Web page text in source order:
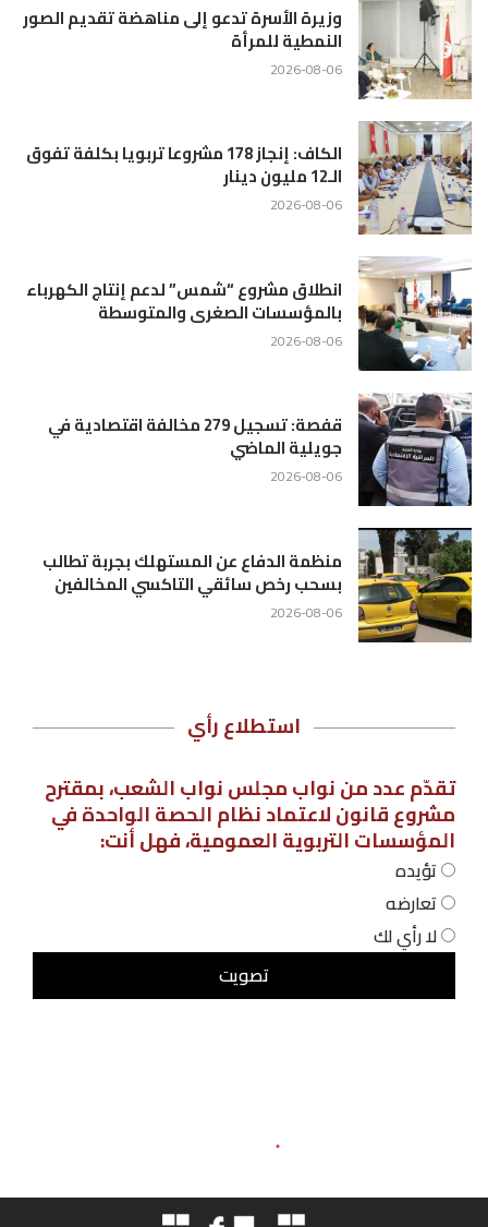
وزيرة الأسرة تدعو إلى مناهضة تقديم الصور
النمطية للمرأة
2026-08-06
الكاف: إنجاز 178 مشروعا تربويا بكلفة تفوق
الـ12 مليون دينار
2026-08-06
انطلاق مشروع “شمس” لدعم إنتاج الكهرباء
بالمؤسسات الصغرى والمتوسطة
2026-08-06
قفصة: تسجيل 279 مخالفة اقتصادية في
جويلية الماضي
2026-08-06
منظمة الدفاع عن المستهلك بجربة تطالب
بسحب رخص سائقي التاكسي المخالفين
2026-08-06
استطلاع رأي
تقدّم عدد من نواب مجلس نواب الشعب، بمقترح
مشروع قانون لاعتماد نظام الحصة الواحدة في
المؤسسات التربوية العمومية، فهل أنت:
تؤيده
تعارضه
لا رأي لك